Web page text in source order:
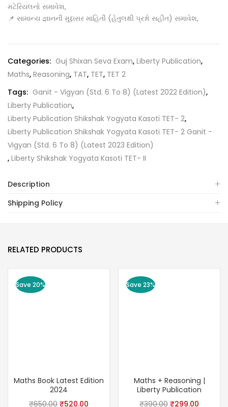
મટેરિયલનો સમાવેશ,
📌 સામાન્ય જ્ઞાનની મુદ્દાસર માહિતી (હેતુલક્ષી પ્રશ્નો સહીત) સમાવેશ,
Categories: Guj Shixan Seva Exam, Liberty Publication,
Maths, Reasoning, TAT, TET, TET 2
Tags: Ganit - Vigyan (Std. 6 To 8) (Latest 2022 Edition),
Liberty Publication,
Liberty Publication Shikshak Yogyata Kasoti TET- 2,
Liberty Publication Shikshak Yogyata Kasoti TET- 2 Ganit -
Vigyan (Std. 6 To 8) (Latest 2023 Edition)
, Liberty Shikshak Yogyata Kasoti TET- II
Description
Shipping Policy
RELATED PRODUCTS
Save 20%
Maths Book Latest Edition
2024
₹650.00 Original
₹520.00
Save 23%
Maths + Reasoning |
Liberty Publication
₹390.00 Original
₹299.00